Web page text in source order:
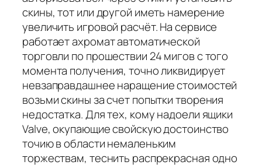
скины, тот или другой иметь намерение
увеличить игровой расчёт. На сервисе
работает ахромат автоматической
торговли по прошествии 24 мигов с того
момента получения, точно ликвидирует
невзаправдашнее наращение стоимостей
возьми скины за счет попытки творения
недостатка. Для тех, кому надоели ящики
Valve, окупающие свойскую достоинство
точию в области немаленьким
торжествам, теснить распрекрасная одно